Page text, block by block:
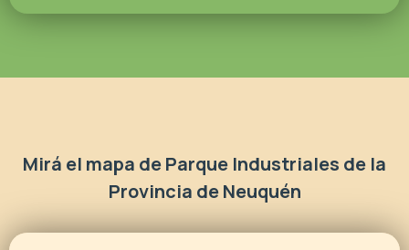
Mirá el mapa de Parque Industriales de la
Provincia de Neuquén